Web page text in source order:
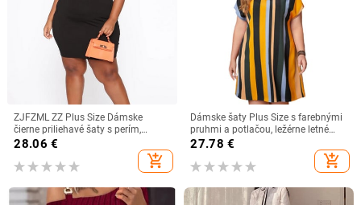
ZJFZML ZZ Plus Size Dámske
čierne priliehavé šaty s perím,
špagetovým ramienkom, polnočné
klubové šaty, párty, narodeninové
koktejlové šaty
28.06 €
add_shopping_cart
Dámske šaty Plus Size s farebnými
pruhmi a potlačou, ležérne letné
šaty s krátkym rukávom, výstrihom
do V, mini šaty v áčkovom strihu,
veľkosť 4XL/5XL
27.78 €
add_shopping_cart